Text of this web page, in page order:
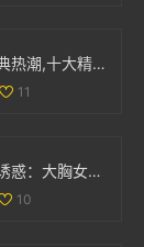
重温三国经典热潮,十大精彩三国手游推荐大盘点！
11
秘书的秘密诱惑：大胸女性间的亲密互动与相互渴望
10